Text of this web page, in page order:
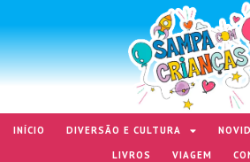
INÍCIO DIVERSÃO E CULTURA
LIVROS
VIAGEM